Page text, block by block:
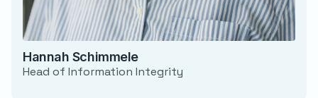
Hannah Schimmele
Head of Information Integrity